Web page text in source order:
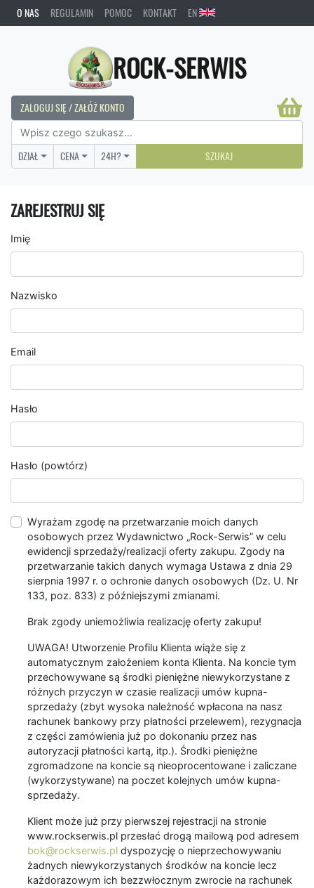
O NAS REGULAMIN POMOC KONTAKT EN
ROCK-SERWIS
ZALOGUJ SIĘ / ZAŁÓŻ KONTO
DZIAŁ CENA 24H? SZUKAJ
ZAREJESTRUJ SIĘ
Imię
Nazwisko
Email
Hasło
Hasło (powtórz)
Wyrażam zgodę na przetwarzanie moich danych
osobowych przez Wydawnictwo „Rock-Serwis” w celu
ewidencji sprzedaży/realizacji oferty zakupu. Zgody na
przetwarzanie takich danych wymaga Ustawa z dnia 29
sierpnia 1997 r. o ochronie danych osobowych (Dz. U. Nr
133, poz. 833) z późniejszymi zmianami.
Brak zgody uniemożliwia realizację oferty zakupu!
UWAGA! Utworzenie Profilu Klienta wiąże się z
automatycznym założeniem konta Klienta. Na koncie tym
przechowywane są środki pieniężne niewykorzystane z
różnych przyczyn w czasie realizacji umów kupna-
sprzedaży (zbyt wysoka należność wpłacona na nasz
rachunek bankowy przy płatności przelewem), rezygnacja
z części zamówienia już po dokonaniu przez nas
autoryzacji płatności kartą, itp.). Środki pieniężne
zgromadzone na koncie są nieoprocentowane i zaliczane
(wykorzystywane) na poczet kolejnych umów kupna-
sprzedaży.
Klient może już przy pierwszej rejestracji na stronie
www.rockserwis.pl przesłać drogą mailową pod adresem
bok@rockserwis.pl dyspozycję o nieprzechowywaniu
żadnych niewykorzystanych środków na koncie lecz
każdorazowym ich bezzwłocznym zwrocie na rachunek